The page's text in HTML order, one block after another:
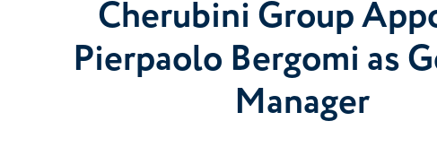
Cherubini Group
Pierpaolo Bergomi as
Manager